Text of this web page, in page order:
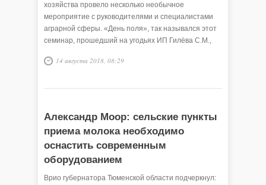
хозяйства провело несколько необычное
мероприятие с руководителями и специалистами
аграрной сферы. «День поля», так назывался этот
семинар, прошедший на угодьях ИП Гилёва С.М.,
засеянных полей.
14 августа 2018, 08:29
Александр Моор: сельские пункты
приема молока необходимо
оснастить современным
оборудованием
Врио губернатора Тюменской области подчеркнул: